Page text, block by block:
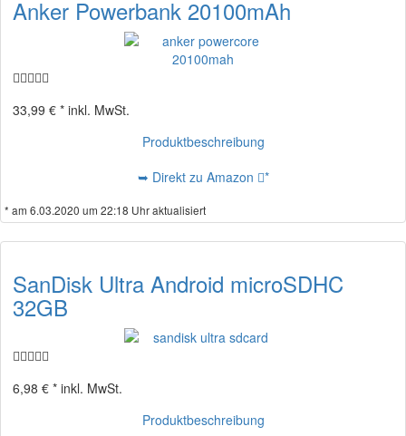
Anker Powerbank 20100mAh
33,99 € * inkl. MwSt.
Produktbeschreibung
➥ Direkt zu Amazon
*
* am 6.03.2020 um 22:18 Uhr aktualisiert
SanDisk Ultra Android microSDHC
32GB
6,98 € * inkl. MwSt.
Produktbeschreibung